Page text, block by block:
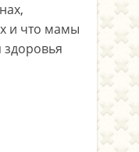
и что мамы
здоровья